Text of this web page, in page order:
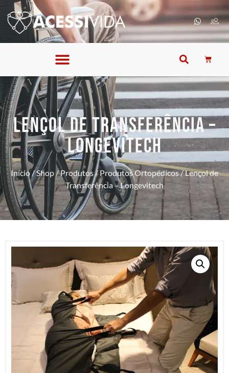
LENÇOL DE TRANSFERÊNCIA –
LONGEVITECH
Início/Shop/Produtos/Produtos Ortopédicos/ Lençol de
Transferência – Longevitech